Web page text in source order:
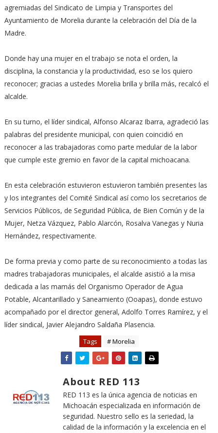
agremiadas del Sindicato de Limpia y Transportes del
Ayuntamiento de Morelia durante la celebración del Día de la
Madre.
Donde hay una mujer en el trabajo se nota el orden, la
disciplina, la constancia y la productividad, eso se los quiero
reconocer; gracias a ustedes Morelia brilla y brilla más, recalcó el
alcalde.
En su turno, el líder sindical, Alfonso Alcaraz Ibarra, agradeció las
palabras del presidente municipal, con quien coincidió en
reconocer a las trabajadoras como parte medular de la labor
que cumple este gremio en favor de la capital michoacana.
En esta celebración estuvieron estuvieron también presentes las
y los integrantes del Comité Sindical así como los secretarios de
Servicios Públicos, de Seguridad Pública, de Bien Común y de la
Mujer, Netza Vázquez, Pablo Alarcón, Rosalva Vanegas y Nuria
Hernández, respectivamente.
De forma previa y como parte de su reconocimiento a todas las
madres trabajadoras municipales, el alcalde asistió a la misa
dedicada a las mamás del Organismo Operador de Agua
Potable, Alcantarillado y Saneamiento (Ooapas), donde estuvo
acompañado por el director general, Adolfo Torres Ramírez, y el
líder sindical, Javier Alejandro Saldaña Plasencia.
Tags # Morelia
About RED 113
RED 113 es la única agencia de noticias en
Michoacán especializada en información de
seguridad. Nuestro sello es la seriedad, la
calidad de la información y la excelencia en el